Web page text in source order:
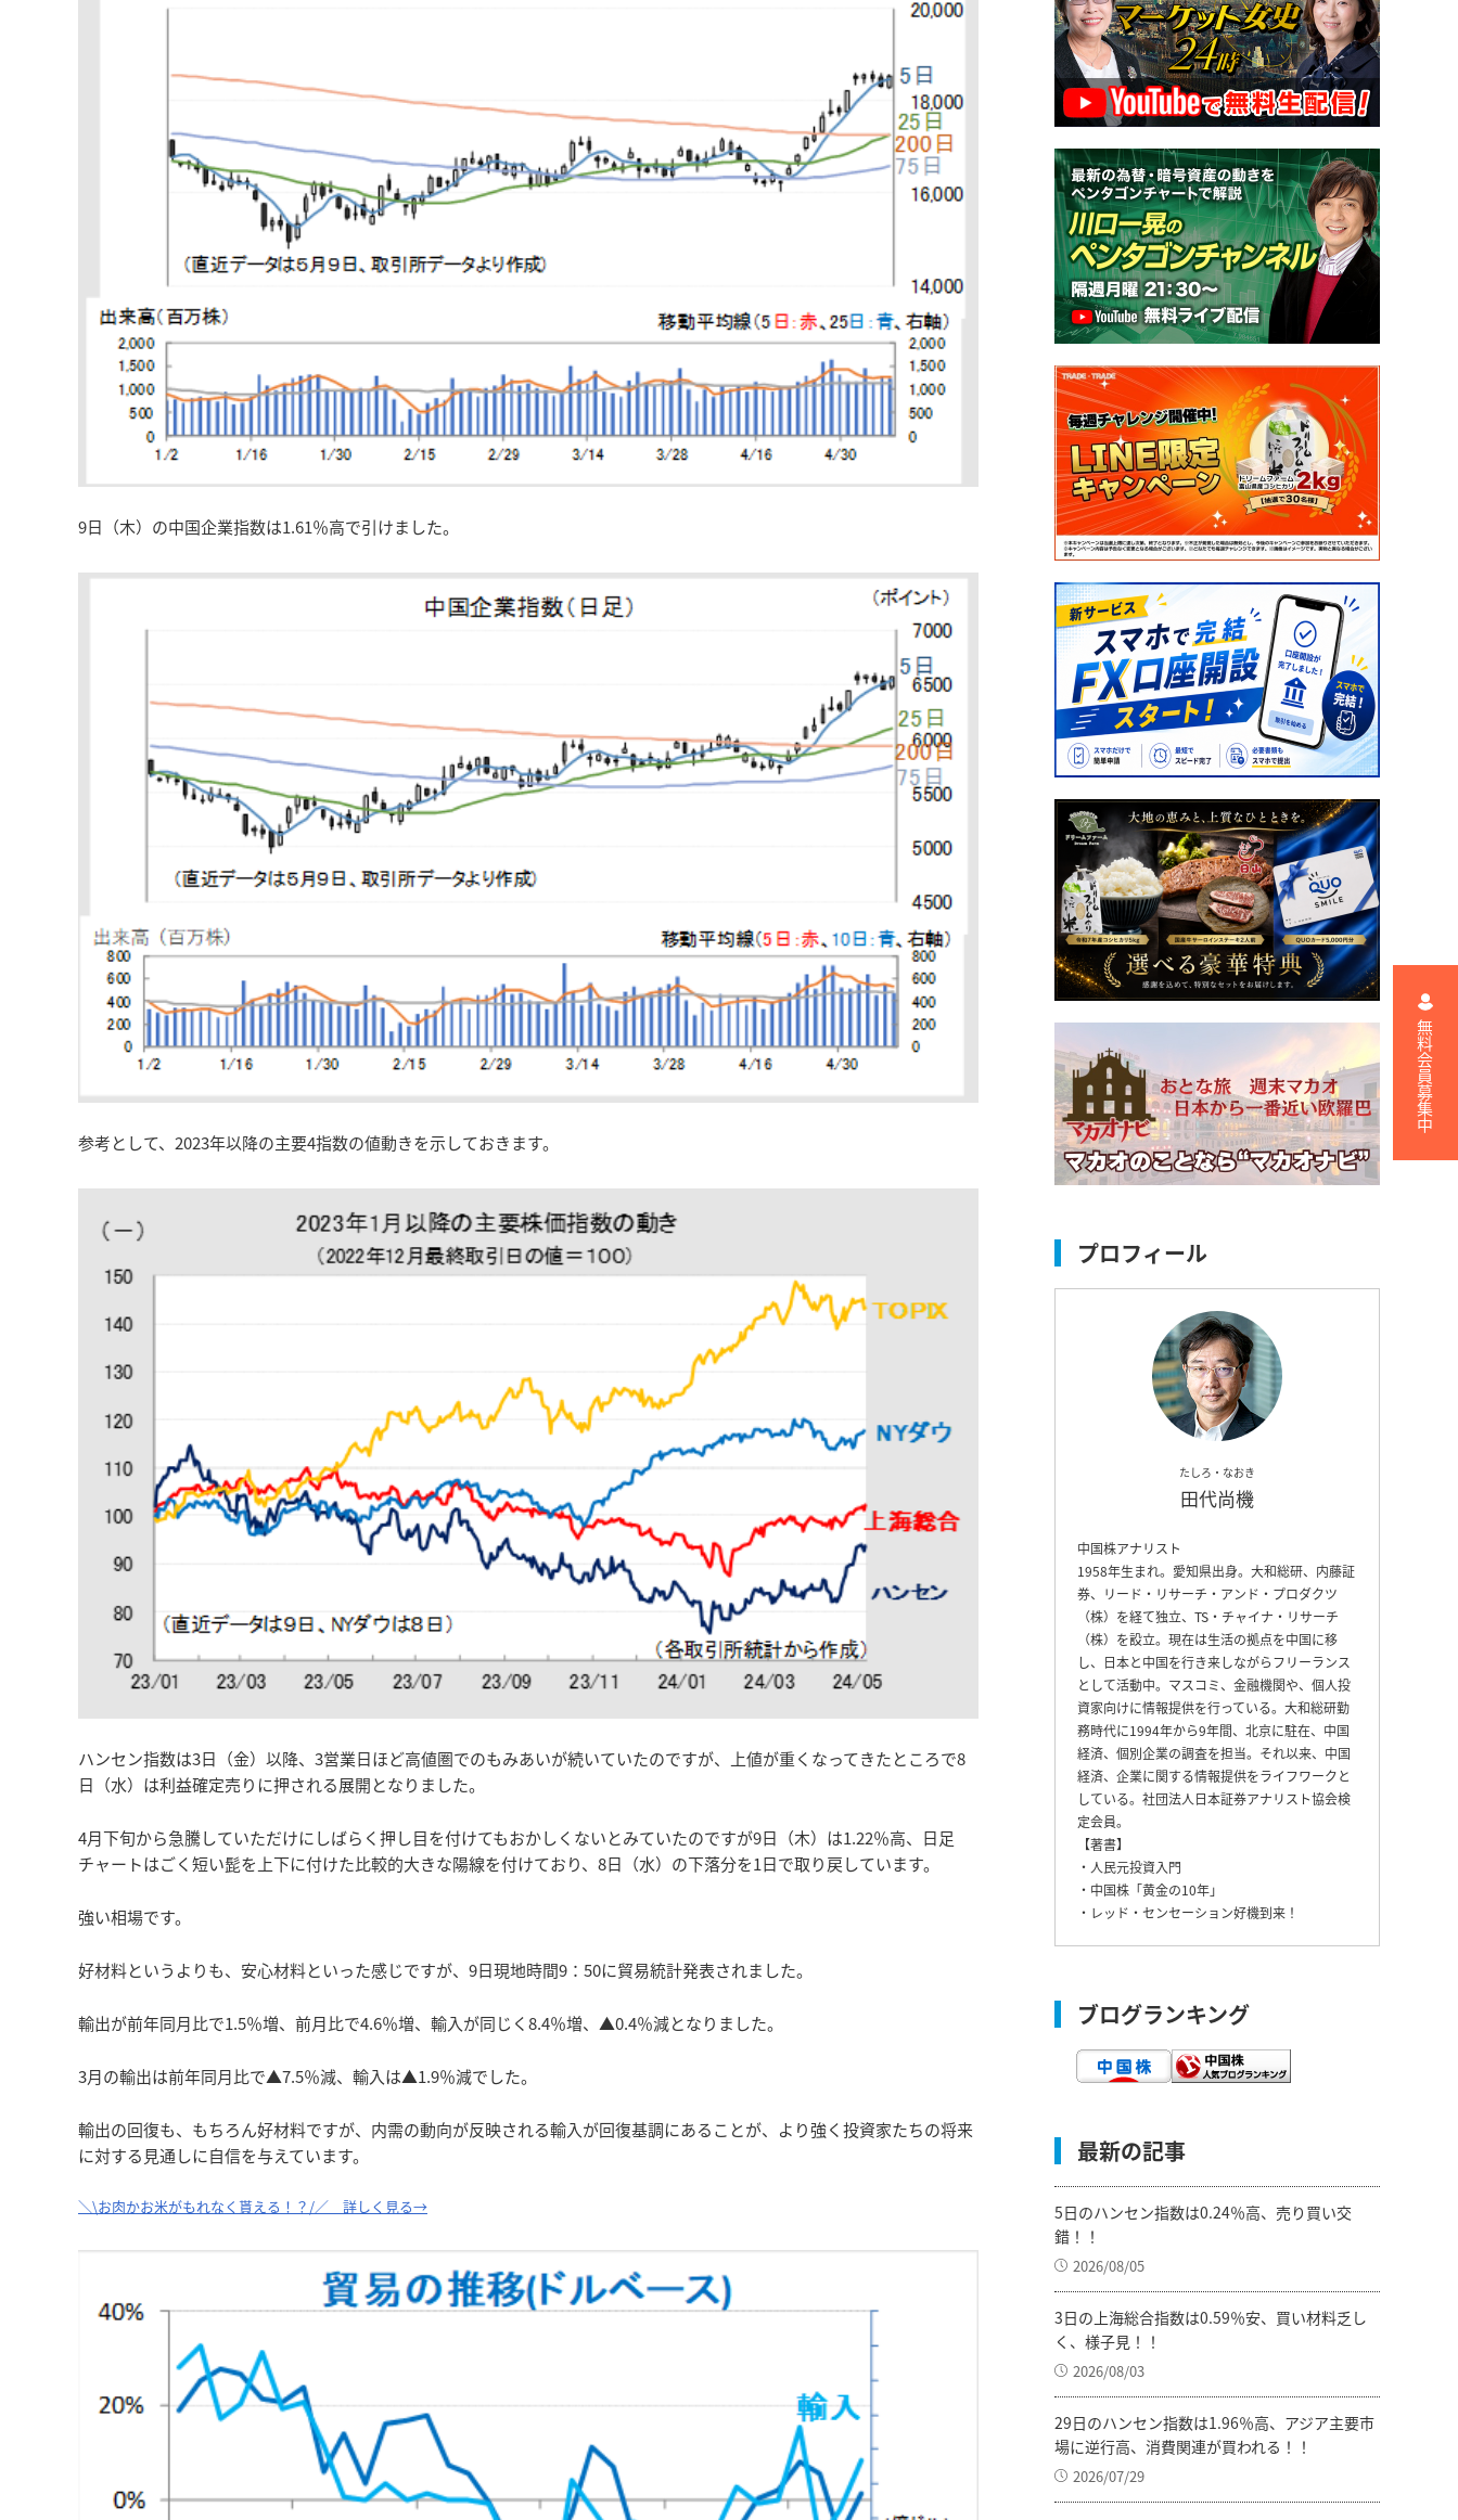
9日（木）の中国企業指数は1.61％高で引けました。
参考として、2023年以降の主要4指数の値動きを示しておきます。
ハンセン指数は3日（金）以降、3営業日ほど高値圏でのもみあいが続いていたのですが、上値が重くなってきたところで8
日（水）は利益確定売りに押される展開となりました。
4月下旬から急騰していただけにしばらく押し目を付けてもおかしくないとみていたのですが9日（木）は1.22％高、日足
チャートはごく短い髭を上下に付けた比較的大きな陽線を付けており、8日（水）の下落分を1日で取り戻しています。
強い相場です。
好材料というよりも、安心材料といった感じですが、9日現地時間9：50に貿易統計発表されました。
輸出が前年同月比で1.5％増、前月比で4.6％増、輸入が同じく8.4％増、▲0.4％減となりました。
3月の輸出は前年同月比で▲7.5％減、輸入は▲1.9％減でした。
輸出の回復も、もちろん好材料ですが、内需の動向が反映される輸入が回復基調にあることが、より強く投資家たちの将来
に対する見通しに自信を与えています。
＼\お肉かお米がもれなく貰える！？/／ 詳しく見る→
プロフィール
たしろ・なおき
田代尚機
中国株アナリスト
1958年生まれ。愛知県出身。大和総研、内藤証
券、リード・リサーチ・アンド・プロダクツ
（株）を経て独立、TS・チャイナ・リサーチ
（株）を設立。現在は生活の拠点を中国に移
し、日本と中国を行き来しながらフリーランス
として活動中。マスコミ、金融機関や、個人投
資家向けに情報提供を行っている。大和総研勤
務時代に1994年から9年間、北京に駐在、中国
経済、個別企業の調査を担当。それ以来、中国
経済、企業に関する情報提供をライフワークと
している。社団法人日本証券アナリスト協会検
定会員。
【著書】
・人民元投資入門
・中国株「黄金の10年」
・レッド・センセーション好機到来！
ブログランキング
最新の記事
5日のハンセン指数は0.24％高、売り買い交
錯！！
2026/08/05
3日の上海総合指数は0.59％安、買い材料乏し
く、様子見！！
2026/08/03
29日のハンセン指数は1.96％高、アジア主要市
場に逆行高、消費関連が買われる！！
2026/07/29
無料会員募集中